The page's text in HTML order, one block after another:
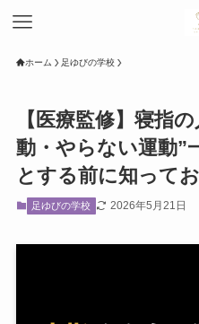
ホーム 足ゆびの学校
【医療監修】寝指
動・やらない運動”
とする前に知って
足ゆびの学校 2026年5月21日